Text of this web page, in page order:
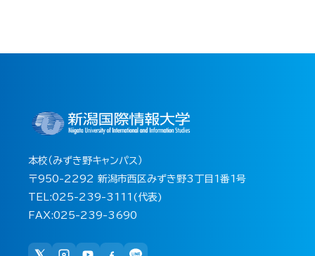
本校（みずき野キャンパス）
〒950-2292 新潟市西区みずき野3丁目1番1号
TEL:025-239-3111(代表)
FAX:025-239-3690